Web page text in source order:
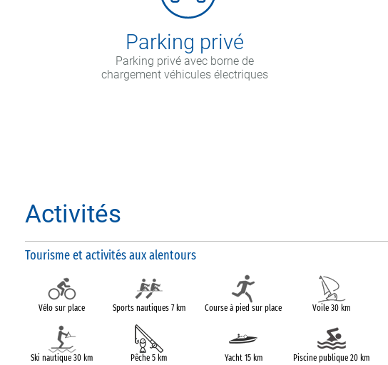
Parking privé
Parking privé avec borne de
chargement véhicules électriques
Activités
Tourisme et activités aux alentours
Vélo sur place Sports nautiques 7 km Course à pied sur place Voile 30 km
Ski nautique 30 km Pêche 5 km Yacht 15 km Piscine publique 20 km